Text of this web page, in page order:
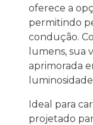
oferece a
permitindo
condução.
lumens, sua
aprimorada
Ideal para
projetado